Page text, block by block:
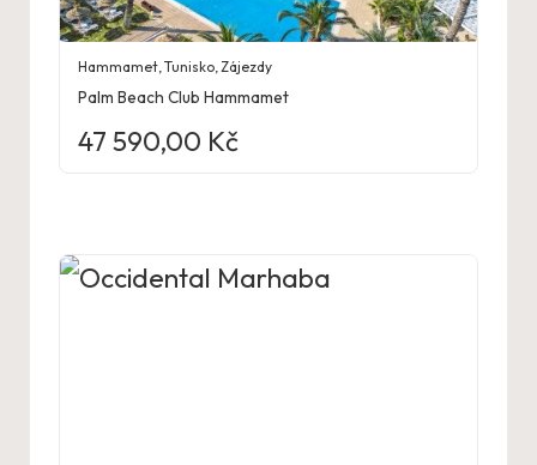
Hammamet ,Tunisko Zájezdy
Palm Beach Club Hammamet
47 590,00 Kč